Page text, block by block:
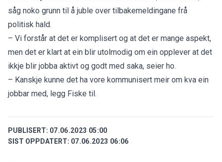
såg noko grunn til å juble over tilbakemeldingane frå
politisk hald.
– Vi forstår at det er komplisert og at det er mange aspekt,
men det er klart at ein blir utolmodig om ein opplever at det
ikkje blir jobba aktivt og godt med saka, seier ho.
– Kanskje kunne det ha vore kommunisert meir om kva ein
jobbar med, legg Fiske til.
PUBLISERT: 07.06.2023 05:00
SIST OPPDATERT: 07.06.2023 06:06